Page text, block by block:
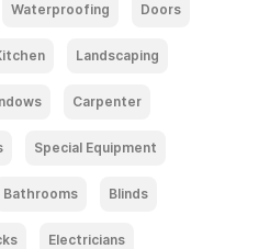
Waterproofing Doors
Landscaping
Carpenter
Special Equipment
Bathrooms Blinds
Electricians